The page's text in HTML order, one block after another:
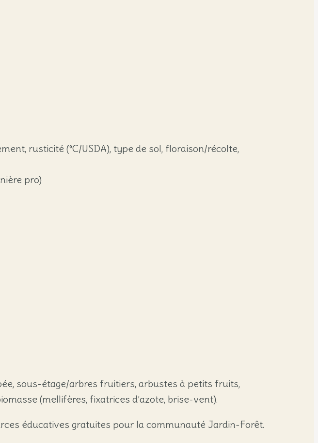
rusticité (°C/USDA), type de sol, floraison/récolte,
pro)
sous-étage/arbres fruitiers, arbustes à petits fruits,
(mellifères, fixatrices d’azote, brise-vent).
éducatives gratuites pour la communauté Jardin-Forêt.